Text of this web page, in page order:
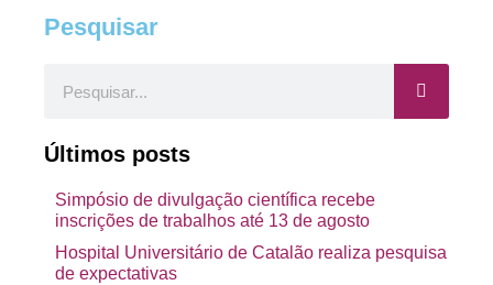
Pesquisar
Últimos posts
Simpósio de divulgação científica recebe
inscrições de trabalhos até 13 de agosto
Hospital Universitário de Catalão realiza pesquisa
de expectativas